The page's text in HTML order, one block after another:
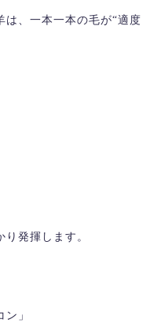
は、一本一本の毛が“適度
発揮します。
」